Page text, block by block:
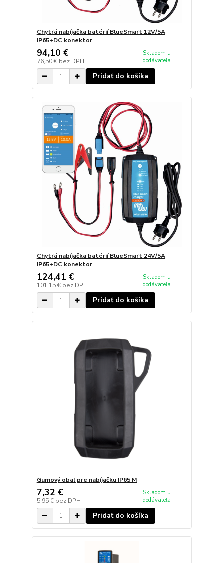
Chytrá nabíjačka batérií BlueSmart 12V/5A
IP65+DC konektor
94,10 €
76,50 € bez DPH
Skladom u
dodávateľa
Pridať do košíka
Chytrá nabíjačka batérií BlueSmart 24V/5A
IP65+DC konektor
124,41 €
101,15 € bez DPH
Skladom u
dodávateľa
Pridať do košíka
Gumový obal pre nabíjačku IP65 M
7,32 €
5,95 € bez DPH
Skladom u
dodávateľa
Pridať do košíka